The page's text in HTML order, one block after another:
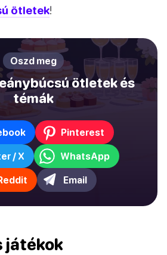
ötletek!
Oszd meg
ötletek és
témák
Pinterest
/ X WhatsApp
Email
játékok